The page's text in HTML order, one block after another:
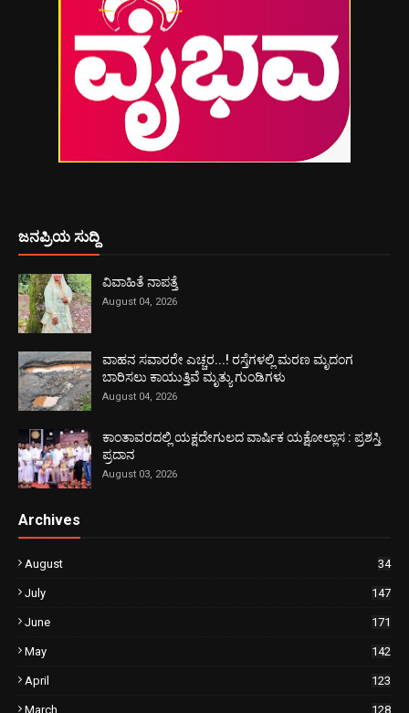
ಜನಪ್ರಿಯ ಸುದ್ದಿ
ವಿವಾಹಿತೆ ನಾಪತ್ತೆ
August 04, 2026
ವಾಹನ ಸವಾರರೇ ಎಚ್ಚರ...! ರಸ್ತೆಗಳಲ್ಲಿ ಮರಣ ಮೃದಂಗ
ಬಾರಿಸಲು ಕಾಯುತ್ತಿವೆ ಮೃತ್ಯು ಗುಂಡಿಗಳು
August 04, 2026
ಕಾಂತಾವರದಲ್ಲಿ ಯಕ್ಷದೇಗುಲದ ವಾರ್ಷಿಕ ಯಕ್ಷೋಲ್ಲಾಸ : ಪ್ರಶಸ್ತಿ
ಪ್ರದಾನ
August 03, 2026
Archives
August 34
July 147
June 171
May 142
April 123
March 128